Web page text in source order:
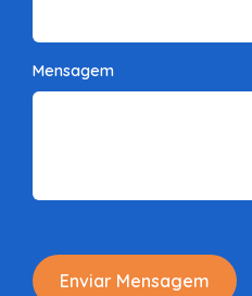
Mensagem
Enviar Mensagem